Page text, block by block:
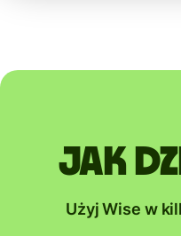
Jak
Użyj Wise w